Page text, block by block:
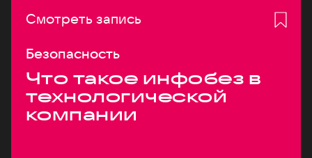
Смотреть запись
Безопасность
Что такое инфобез в
технологической
компании